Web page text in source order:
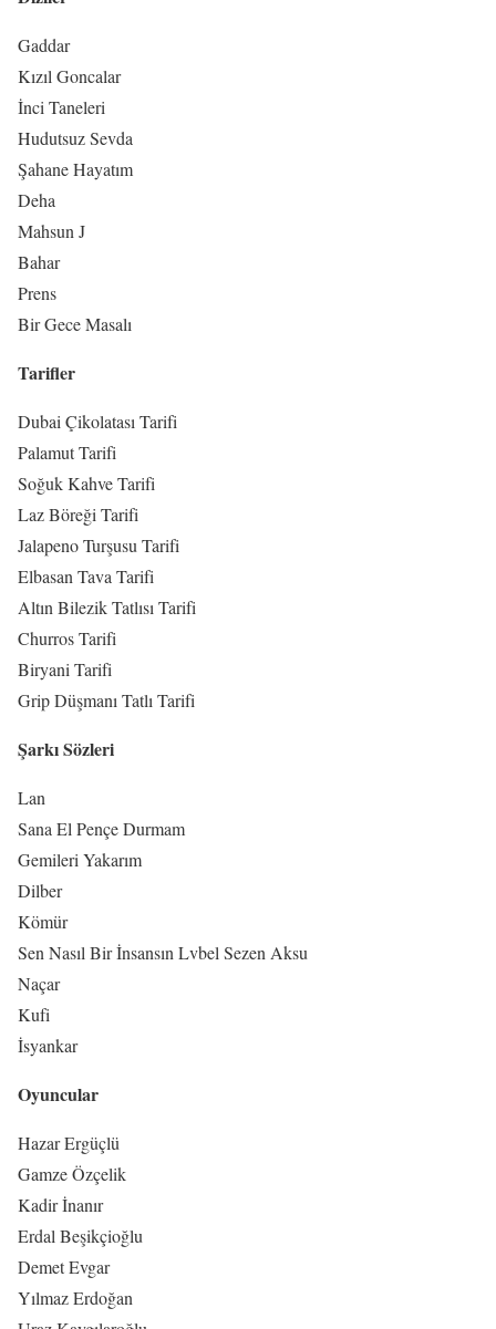
Gaddar
Kızıl Goncalar
İnci Taneleri
Hudutsuz Sevda
Şahane Hayatım
Deha
Mahsun J
Bahar
Prens
Bir Gece Masalı
Tarifler
Dubai Çikolatası Tarifi
Palamut Tarifi
Soğuk Kahve Tarifi
Laz Böreği Tarifi
Jalapeno Turşusu Tarifi
Elbasan Tava Tarifi
Altın Bilezik Tatlısı Tarifi
Churros Tarifi
Biryani Tarifi
Grip Düşmanı Tatlı Tarifi
Şarkı Sözleri
Lan
Sana El Pençe Durmam
Gemileri Yakarım
Dilber
Kömür
Sen Nasıl Bir İnsansın Lvbel Sezen Aksu
Naçar
Kufi
İsyankar
Oyuncular
Hazar Ergüçlü
Gamze Özçelik
Kadir İnanır
Erdal Beşikçioğlu
Demet Evgar
Yılmaz Erdoğan